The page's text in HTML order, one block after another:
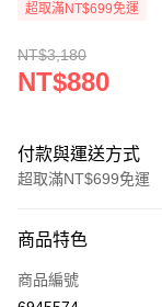
超取滿NT$699免運
NT$3,180
NT$880
付款與運送方式
超取滿NT$699免運
信用卡一次付款
信用卡分期付款
商品特色
商品編號